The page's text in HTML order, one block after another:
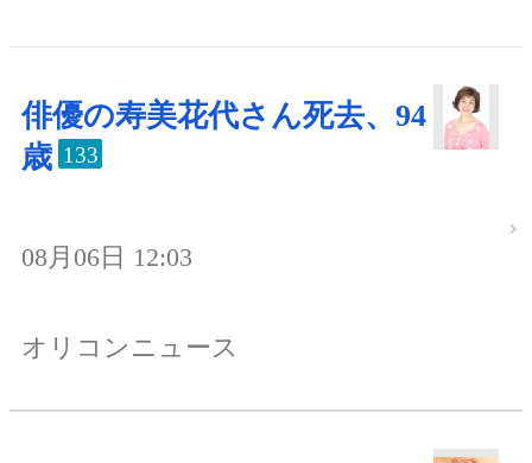
俳優の寿美花代さん死去、94
歳 133
08月06日 12:03
オリコンニュース